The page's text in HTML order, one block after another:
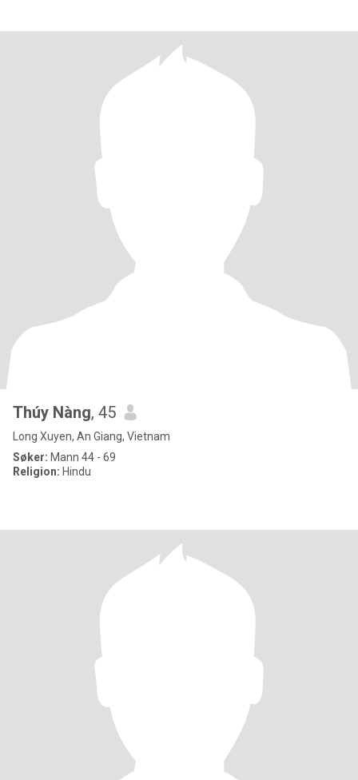
Thúy Nàng, 45
Long Xuyen, An Giang, Vietnam
Søker: Mann 44 - 69
Religion: Hindu